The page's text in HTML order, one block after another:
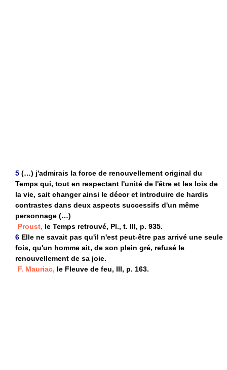
5 (…) j'admirais la force de renouvellement original du
Temps qui, tout en respectant l'unité de l'être et les lois de
la vie, sait changer ainsi le décor et introduire de hardis
contrastes dans deux aspects successifs d'un même
personnage (…)
Proust, le Temps retrouvé, Pl., t. III, p. 935.
6 Elle ne savait pas qu'il n'est peut-être pas arrivé une seule
fois, qu'un homme ait, de son plein gré, refusé le
renouvellement de sa joie.
F. Mauriac, le Fleuve de feu, III, p. 163.